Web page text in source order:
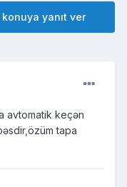
konuya yanıt ver
avtomatik keçən
tapa